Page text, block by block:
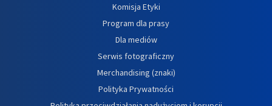
Komisja Etyki
Program dla prasy
Dla mediów
Serwis fotograficzny
Merchandising (znaki)
Polityka Prywatności